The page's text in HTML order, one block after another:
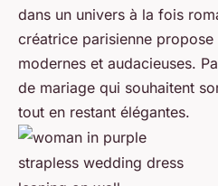
dans un univers à la fois
créatrice parisienne propose
modernes et audacieuses.
de mariage qui souhaitent
tout en restant élégantes.